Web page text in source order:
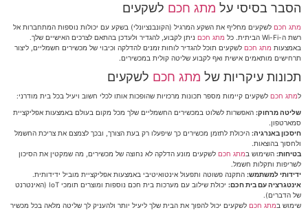
הסבר בסיסי על מתג חכם לשקעים
מתג חכם לשקעים מחליף את השקע המרגיל (הקונבנציונלי) בשקע עם יכולות נוספות המתחברות אל
רשת ה-Wi-Fi הביתית. כל
מתג חכם ניתן לקבוע, להגדיר ולעדכן בהתאם לצרכים האישיים שלך.
באמצעות מתג חכם לשקעים תוכל להגדיר לוחות זמנים להדלקה וכיבוי של מכשירים חשמליים, ליצור
תרחישים מותאמים אישית ואף לקבוע שליטה קולית במכשירים.
תכונות עיקריות של מתג חכם לשקעים
למתג חכם לשקעים קיימות מספר תכונות מרכזיות שהופכות אותו לכלי חשוב ויעיל בכל בית מודרני:
שליטה מרחוק: האפשרות לשלוט במכשירים החשמליים שלך מכל מקום בעולם באמצעות אפליקציית
סמארטפון.
חיסכון באנרגיה: היכולת לתזמן מכשירים כך שיפעלו רק בעת הצורך, ובכך לצמצם את צריכת החשמל
ולחסוך בהוצאות.
בטיחות: השימוש במתג חכם לשקעים מונע הדלקה לא נחוצה של מכשירים, מה שמקטין את הסיכון
לשריפות ותקלות חשמל.
ידידותי למשתמש: התקנה פשוטה ותפעול אינטואיטיבי באמצעות אפליקציית מוביל ידידותית.
אינטגרציה עם בית חכם:
יכולת שילוב עם מערכות בית חכם נוספות ומוצרים תומכי IoT (האינטרנט
של הדברים).
שימוש במתג חכם לשקעים יכול להפוך את הבית שלך ליעיל יותר ולהעניק לך שליטה מלאה בכל מכשיר